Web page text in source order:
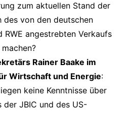
zum aktuellen Stand der
des von den deutschen
RWE angestrebten Verkaufs
Rainer Baake im
Wirtschaft und Energie:
keine Kenntnisse über
der JBIC und des US-